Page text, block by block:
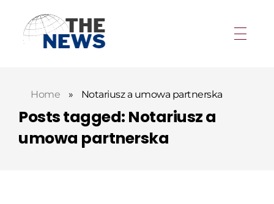
Home » Notariusz a umowa partnerska
Posts tagged: Notariusz a
umowa partnerska